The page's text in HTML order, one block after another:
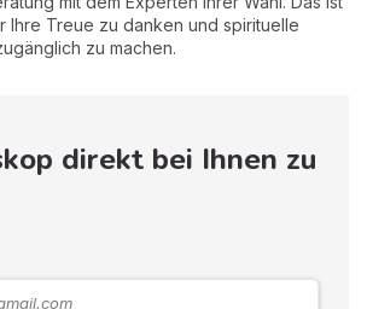
Ihre Treue zu danken und spirituelle
zu machen.
direkt bei Ihnen zu